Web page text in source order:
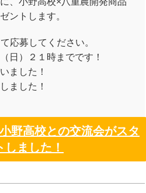
ントします。
応募してください。
日）２１時までです！
ました！
ました！
野高校との交流会がスタ
しました！